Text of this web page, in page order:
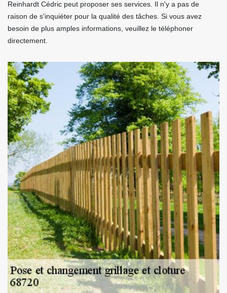
Reinhardt Cédric peut proposer ses services. Il n'y a pas de
raison de s'inquiéter pour la qualité des tâches. Si vous avez
besoin de plus amples informations, veuillez le téléphoner
directement.